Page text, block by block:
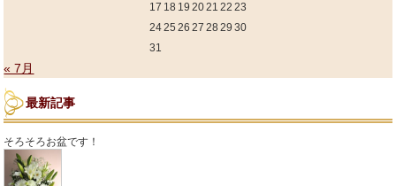
17 18 19 2021 22 23
2425 26 27 28 29 30
31
« 7月
最新記事
そろそろお盆です！